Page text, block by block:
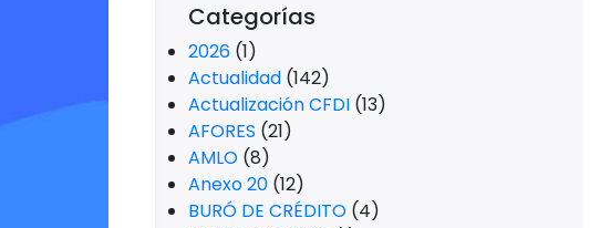
Categorías
2026 (1)
Actualidad (142)
Actualización CFDI (13)
AFORES (21)
AMLO (8)
Anexo 20 (12)
BURÓ DE CRÉDITO (4)